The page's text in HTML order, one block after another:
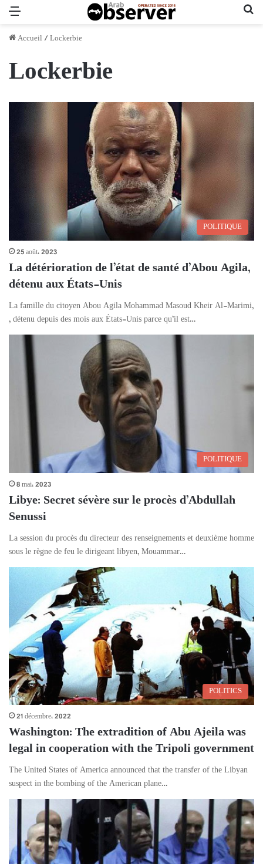
Accueil /Lockerbie
Lockerbie
POLITIQUE
25 août، 2023
La détérioration de l’état de santé d’Abou Agila,
détenu aux États-Unis
La famille du citoyen Abou Agila Mohammad Masoud Kheir Al-Marimi,
, détenu depuis des mois aux États-Unis parce qu’il est…
POLITIQUE
8 mai، 2023
Libye: Secret sévère sur le procès d’Abdullah
Senussi
La session du procès du directeur des renseignements et deuxième homme
sous le règne de feu le dirigeant libyen, Mouammar…
POLITICS
21 décembre، 2022
Washington: The extradition of Abu Ajeila was
legal in cooperation with the Tripoli government
The United States of America announced that the transfer of the Libyan
suspect in the bombing of the American plane…